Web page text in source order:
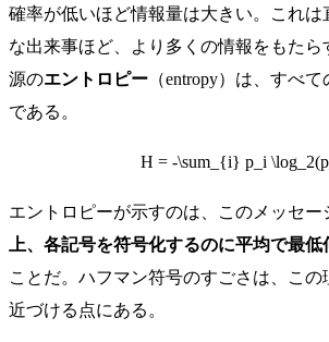
確率が低いほど情報量は大きい。これは
な出来事ほど、より多くの情報をもたら
源のエントロピー （entropy）は、すべ
である。
H = -\sum_{i} p_i
エントロピーが示すのは、このメッセー
上、各記号を符号化するのに平均で最低
ことだ。ハフマン符号のすごさは、この
近づける点にある。